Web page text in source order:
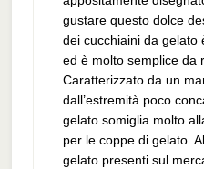
gustare questo dolce
dei cucchiaini da gelato
ed è molto semplice da
Caratterizzato da un
dall’estremità poco
gelato somiglia molto
per le coppe di gelato.
gelato presenti sul